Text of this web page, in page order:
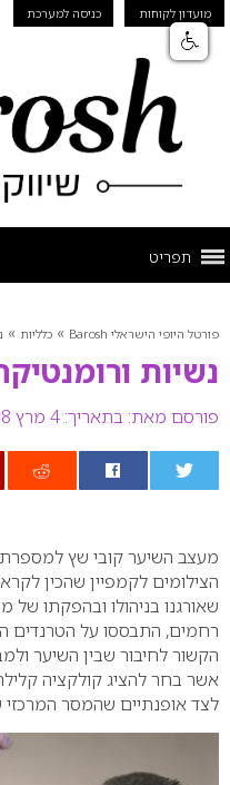
מועדון לקוחות כניסה למערכת
תפריט
פורטל היופי הישראלי Barosh » כלליות »
נשיות
פורסם מאת: בתאריך: 4 מרץ 2008
מעצב השיער קובי שץ
שאורגנו בניהולו ובהפקתו של
רחמים, התבססו על הטרנדים
הקשור לחיבור שבין השיער
אשר בחר להציג קולקציה
לצד אופנתיים שהמסר המרכזי